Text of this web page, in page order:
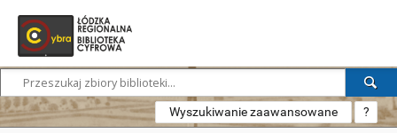
Wyszukiwanie zaawansowane ?